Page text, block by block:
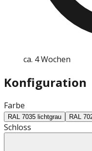
ca. 4 Wochen
Konfiguration
Farbe
RAL 7035 lichtgrau RAL
Schloss